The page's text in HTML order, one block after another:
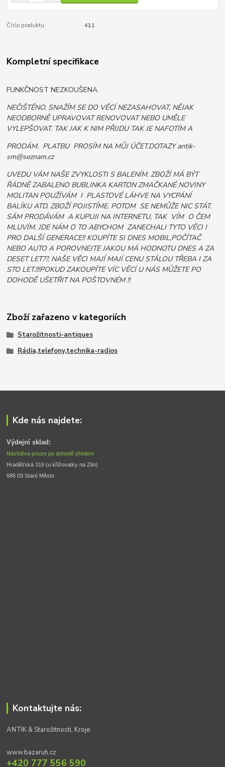
Číslo produktu: 411
Kompletní specifikace
FUNKČNOST NEZKOUŠENA.
NEČIŠTĚNO. SNAŽÍM SE DO VĚCÍ NEZASAHOVAT, NĚJAK
NEODBORNĚ UPRAVOVAT RENOVOVAT NEBO UMĚLE
VYLEPŠOVAT. TAK JAK K NIM PŘIJDU TAK JE NAFOTÍM A
PRODÁM. PLATBU PROSÍM NA MŮJ ÚČET.DOTAZY antik-
sm@seznam.cz
UVEDU VÁM NAŠE ZVYKLOSTI S BALENÍM. ZBOŽÍ MÁ BÝT
ŘÁDNĚ ZABALENO BUBLINKA KARTON ZMAČKANÉ NOVINY
MOLITAN POUŽÍVÁM I PLASTOVÉ LÁHVE NA VYCPÁNÍ
BALÍKU ATD. ZBOŽÍ POJISTÍME. POTOM SE NEMŮŽE NIC STÁT.
SÁM PRODÁVÁM A KUPUJI NA INTERNETU, TAK VÍM O ČEM
MLUVÍM. JDE NÁM O TO ABYCHOM ZANECHALI TYTO VĚCI I
PRO DALŠÍ GENERACE!! KOUPÍTE SI DNES MOBIL,POČÍTAČ
NEBO AUTO A POROVNEJTE JAKOU MÁ HODNOTU DNES A ZA
DESET LET??. NAŠE VĚCI MAJÍ MAJÍ CENU STÁLOU TŘEBA I ZA
STO LET.!!!POKUD ZAKOUPÍTE VÍC VĚCÍ U NÁS MŮŽETE PO
DOHODĚ UŠETŘIT NA POŠTOVNÉM !!
Zboží zařazeno v kategoriích
Starožitnosti-antiques
Rádia,telefony,technika-radios
Kde nás najdete:
Výdejní sklad:
Návštěva pouze po dohodě předem
Hradišťská 316 (u křižovatky na Zlín)
686 03 Staré Město
Kontaktujte nás:
ANTIK & Starožitnosti, Kroje
www.bazaruh.cz
+420 777 556 590